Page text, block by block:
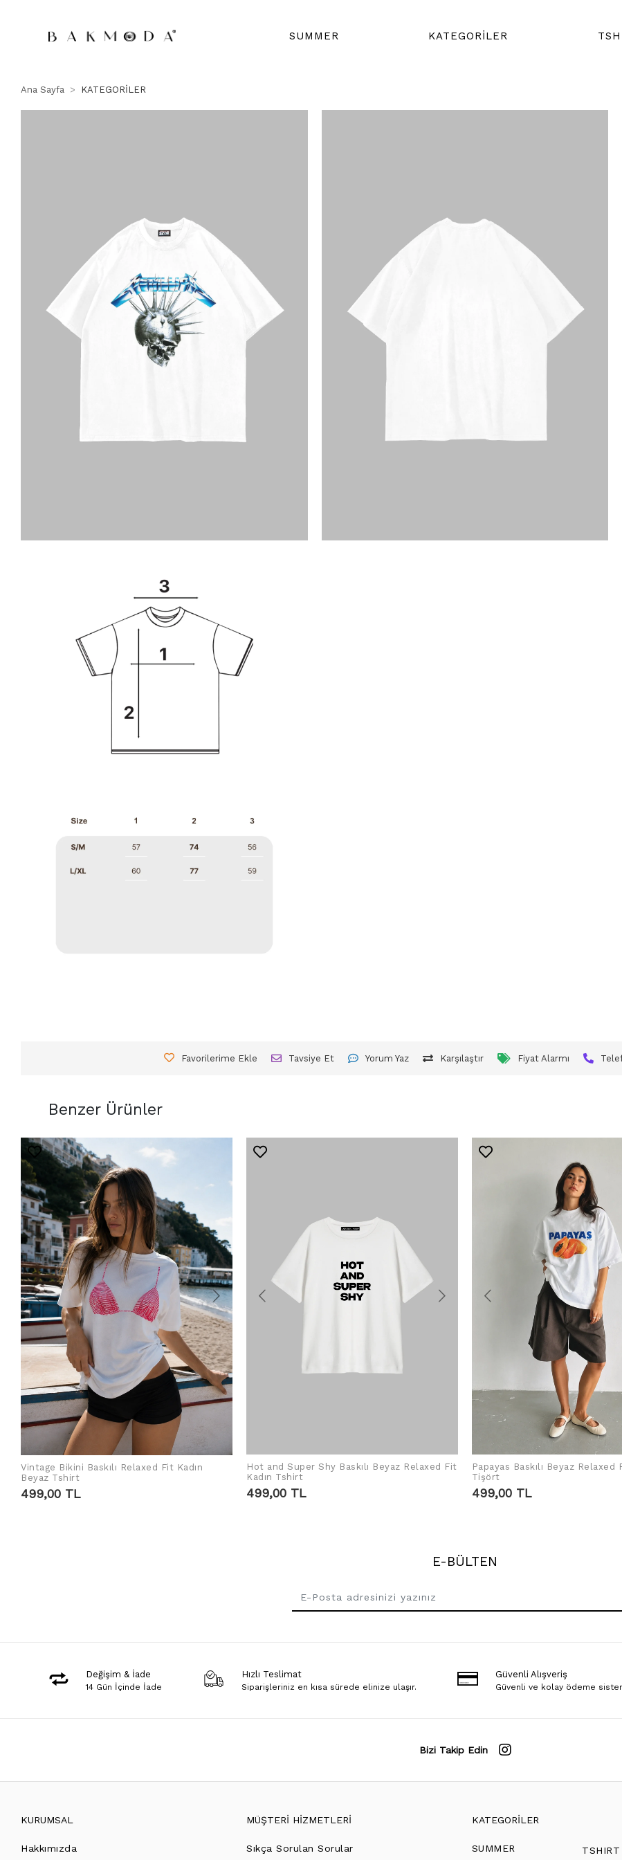
SUMMER KATEGORİLER
Ana Sayfa KATEGORİLER
Favorilerime Ekle Tavsiye Et Yorum Yaz Karşılaştır Fiyat Alarmı
Benzer Ürünler
Vintage Bikini Baskılı Relaxed Fit Kadın
Beyaz Tshirt
499,00 TL
SEPETE EKLE
Hot and Super Shy Baskılı Beyaz Relaxed Fit
Kadın Tshirt
499,00 TL
SEPETE EKLE
Papayas Baskılı Beyaz Relaxed
Tişört
499,00 TL
E-BÜLTEN
Değişim & İade
14 Gün İçinde İade
Hızlı Teslimat
Siparişleriniz en kısa sürede elinize ulaşır.
Güvenli Alışveriş
Güvenli ve kolay ödeme
Bizi Takip Edin
KURUMSAL
Hakkımızda
MÜŞTERİ HİZMETLERİ
Sıkça Sorulan Sorular
KATEGORİLER
SUMMER TSHIRT